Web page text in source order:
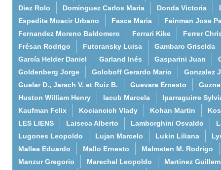
Diez Rolo
Dominguez Carlos Maria Donda Victoria
Espedite Moacir Urbano
Fasce Maria
Feinman Jose
Fernandez Moreno Baldomero
Ferrari Kike
Ferrer
Frésan Rodrigo
Futoransky Luisa
Gambaro Griselda
García Helder Daniel
Garland Inés Gasparini Juan
Goldenberg Jorge
Goloboff Gerardo Mario
Gonzalez
Guelar D., Jarach V. et Ruiz B.
Guevara Ernesto
Huston William Henry
Iacub Marcela
Iparraguirre
Kaufman Felix
Kociancich Vlady Kohan Martin
LES LIENS
Laiseca Alberto Lamborghini Osvaldo
Lugones Leopoldo
Lujan Marcelo Lukin Liliana
Mallea Eduardo
Mallo Ernesto
Malmsten M. Rodrigo
Manzur Gregorio
Marechal Leopoldo
Martinez